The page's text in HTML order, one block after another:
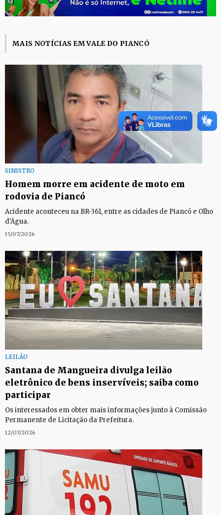
MAIS NOTÍCIAS EM VALE DO PIANCÓ
SINISTRO
Homem morre em acidente de moto em
rodovia de Piancó
Acidente aconteceu na BR-361, entre as cidades de Piancó e Olho
d'Água.
15/07/2026
LEILÃO
Santana de Mangueira divulga leilão
eletrônico de bens inservíveis; saiba como
participar
Os interessados em obter mais informações junto à Comissão
Permanente de Licitação da Prefeitura.
12/07/2026